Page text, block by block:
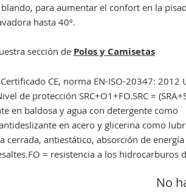
para aumentar el confort en la
hasta 40º.
sección de Polos y Camisetas
CE, norma EN-ISO-20347: 2012
de protección SRC+O1+FO.SRC =
en baldosa y agua con detergente como
en acero y glicerina como
cerrada, antiestático, absorción de
= resistencia a los hidrocarburos
No